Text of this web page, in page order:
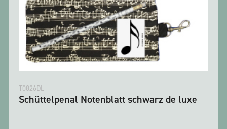
T0826DL
Schüttelpenal Notenblatt schwarz de luxe